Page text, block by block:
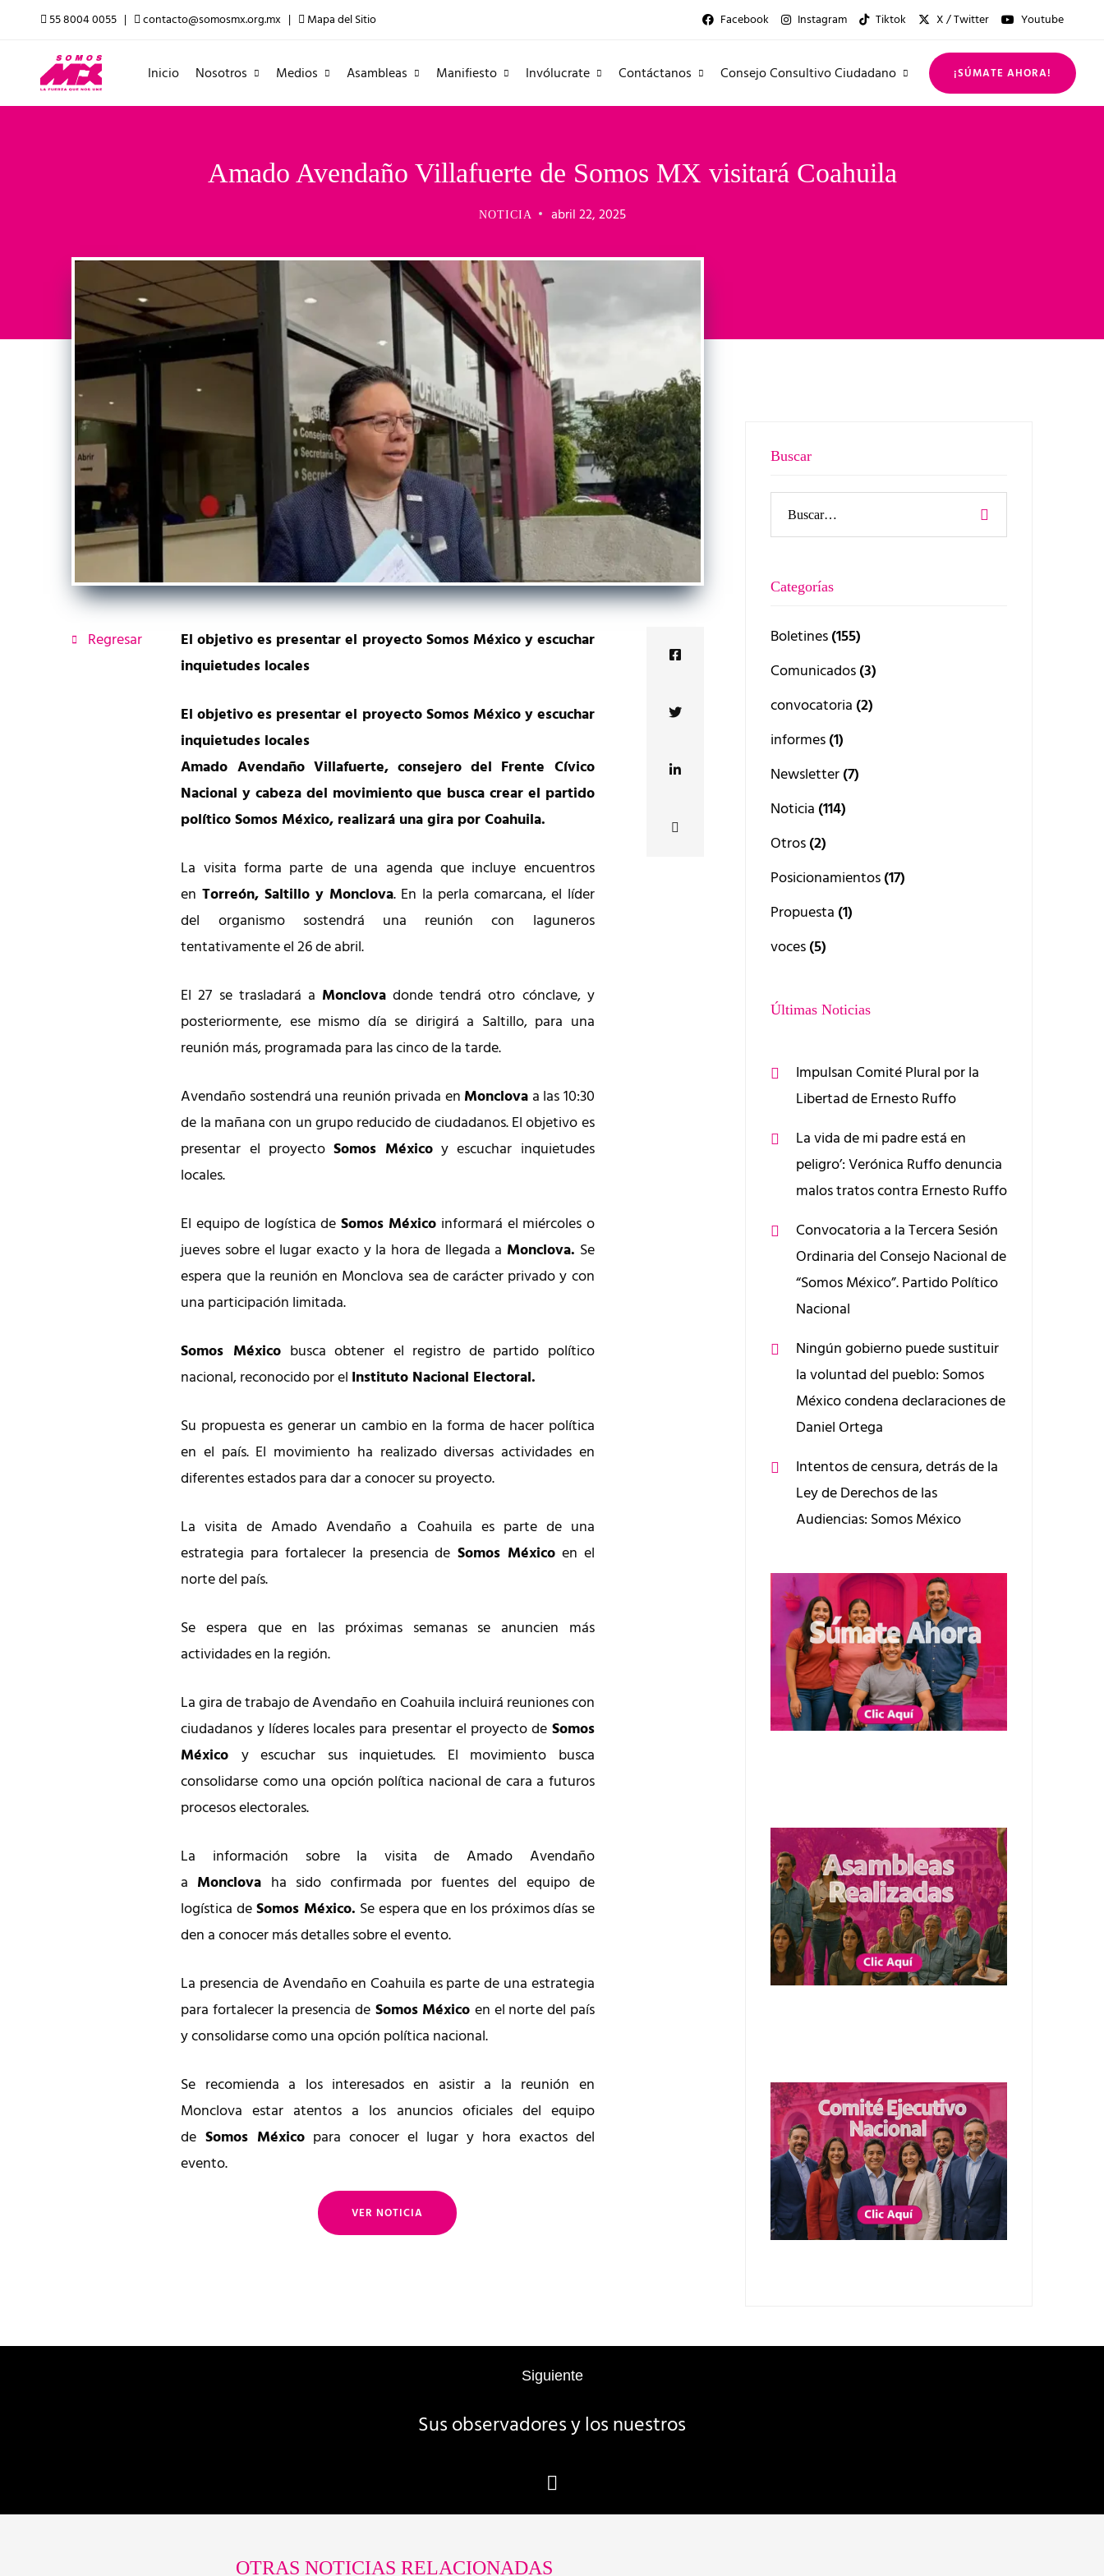
55 8004 0055 | contacto@somosmx.org.mx | Mapa del Sitio Facebook Instagram Tiktok X / Twitter Youtube
Inicio Nosotros Medios Asambleas Manifiesto Invólucrate Contáctanos Consejo Consultivo Ciudadano ¡SÚMATE AHORA!
Amado Avendaño Villafuerte de Somos MX visitará Coahuila
NOTICIA abril 22, 2025
Regresar
El objetivo es presentar el proyecto Somos México y escuchar
inquietudes locales
El objetivo es presentar el proyecto Somos México y escuchar
inquietudes locales
Amado Avendaño Villafuerte, consejero del Frente Cívico
Nacional y cabeza del movimiento que busca crear el partido
político Somos México, realizará una gira por Coahuila.
La visita forma parte de una agenda que incluye encuentros
en Torreón, Saltillo y Monclova. En la perla comarcana, el líder
del organismo sostendrá una reunión con laguneros
tentativamente el 26 de abril.
El 27 se trasladará a Monclova donde tendrá otro cónclave, y
posteriormente, ese mismo día se dirigirá a Saltillo, para una
reunión más, programada para las cinco de la tarde.
Avendaño sostendrá una reunión privada en Monclovaa las 10:30
de la mañana con un grupo reducido de ciudadanos. El objetivo es
presentar el proyecto Somos México y escuchar inquietudes
locales.
El equipo de logística de Somos México informará el miércoles o
jueves sobre el lugar exacto y la hora de llegada a Monclova. Se
espera que la reunión en Monclova sea de carácter privado y con
una participación limitada.
Somos México busca obtener el registro de partido político
nacional, reconocido por el Instituto Nacional Electoral.
Su propuesta es generar un cambio en la forma de hacer política
en el país. El movimiento ha realizado diversas actividades en
diferentes estados para dar a conocer su proyecto.
La visita de Amado Avendaño a Coahuila es parte de una
estrategia para fortalecer la presencia de Somos México en el
norte del país.
Se espera que en las próximas semanas se anuncien más
actividades en la región.
La gira de trabajo de Avendaño en Coahuila incluirá reuniones con
ciudadanos y líderes locales para presentar el proyecto de Somos
México y escuchar sus inquietudes. El movimiento busca
consolidarse como una opción política nacional de cara a futuros
procesos electorales.
La información sobre la visita de Amado Avendaño
a Monclova ha sido confirmada por fuentes del equipo de
logística deSomos México. Se espera que en los próximos días se
den a conocer más detalles sobre el evento.
La presencia de Avendaño en Coahuila es parte de una estrategia
para fortalecer la presencia de Somos México en el norte del país
y consolidarse como una opción política nacional.
Se recomienda a los interesados en asistir a la reunión en
Monclova estar atentos a los anuncios oficiales del equipo
de Somos México para conocer el lugar y hora exactos del
evento.
VER NOTICIA
Buscar
Categorías
Boletines(155)
Comunicados(3)
convocatoria (2)
informes(1)
Newsletter(7)
Noticia (114)
Otros(2)
Posicionamientos(17)
Propuesta (1)
voces(5)
Últimas Noticias
Impulsan Comité Plural por la
Libertad de Ernesto Ruffo
La vida de mi padre está en
peligro’: Verónica Ruffo denuncia
malos tratos contra Ernesto Ruffo
Convocatoria a la Tercera Sesión
Ordinaria del Consejo Nacional de
“Somos México”. Partido Político
Nacional
Ningún gobierno puede sustituir
la voluntad del pueblo: Somos
México condena declaraciones de
Daniel Ortega
Intentos de censura, detrás de la
Ley de Derechos de las
Audiencias: Somos México
Siguiente
Sus observadores y los nuestros
OTRAS NOTICIAS RELACIONADAS